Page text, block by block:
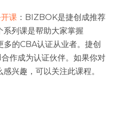
课 ：BIZBOK是捷创成推荐
系列课是帮助大家掌握
的CBA认证从业者。捷创
作成为认证伙伴。如果你对
兴趣，可以关注此课程。